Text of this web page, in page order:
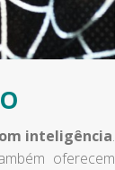
inteligência.
oferecem